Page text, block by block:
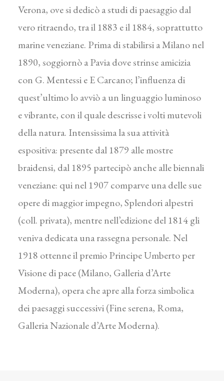
Verona, ove si dedicò a studi di paesaggio dal
vero ritraendo, tra il 1883 e il 1884, soprattutto
marine veneziane. Prima di stabilirsi a Milano nel
1890, soggiornò a Pavia dove strinse amicizia
con G. Mentessi e E Carcano; l’influenza di
quest’ultimo lo avviò a un linguaggio luminoso
e vibrante, con il quale descrisse i volti mutevoli
della natura. Intensissima la sua attività
espositiva: presente dal 1879 alle mostre
braidensi, dal 1895 partecipò anche alle biennali
veneziane: qui nel 1907 comparve una delle sue
opere di maggior impegno, Splendori alpestri
(coll. privata), mentre nell’edizione del 1814 gli
veniva dedicata una rassegna personale. Nel
1918 ottenne il premio Principe Umberto per
Visione di pace (Milano, Galleria d’Arte
Moderna), opera che apre alla forza simbolica
dei paesaggi successivi (Fine serena, Roma,
Galleria Nazionale d’Arte Moderna).